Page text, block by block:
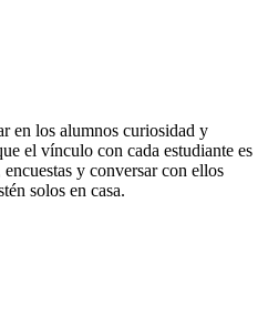
en los alumnos curiosidad y
el vínculo con cada estudiante es
y conversar con ellos
solos en casa.